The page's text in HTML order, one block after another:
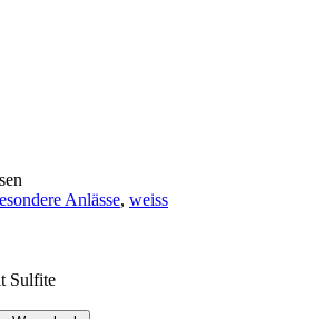
Anlässe, weiss
Sulfite